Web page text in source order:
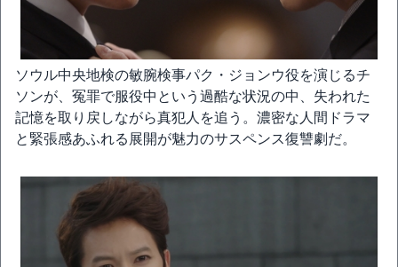
ソウル中央地検の敏腕検事パク・ジョンウ役を演じるチ
ソンが、冤罪で服役中という過酷な状況の中、失われた
記憶を取り戻しながら真犯人を追う。濃密な人間ドラマ
と緊張感あふれる展開が魅力のサスペンス復讐劇だ。